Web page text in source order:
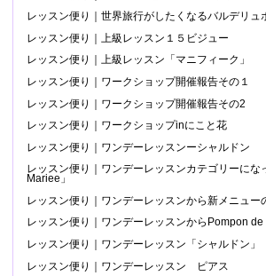
レッスン便り｜世界旅行がしたくなるバルデリュ
レッスン便り｜上級レッスン１５ビジュー
レッスン便り｜上級レッスン「マニフィーク」
レッスン便り｜ワークショップ開催報告その１
レッスン便り｜ワークショップ開催報告その2
レッスン便り｜ワークショップinにこと花
レッスン便り｜ワンデーレッスンーシャルドン
レッスン便り｜ワンデーレッスンカテゴリーにな
Mariee」
レッスン便り｜ワンデーレッスンから新メニュー
レッスン便り｜ワンデーレッスンからPompon
レッスン便り｜ワンデーレッスン「シャルドン」
レッスン便り｜ワンデーレッスン ピアス